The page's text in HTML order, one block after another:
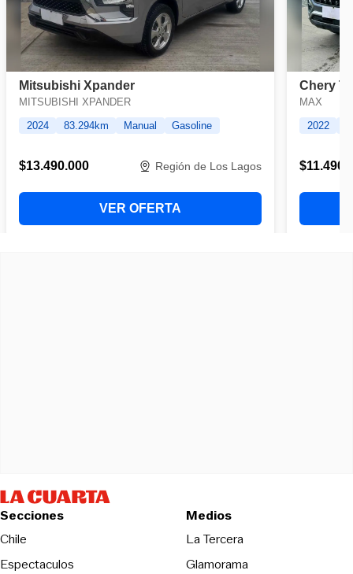
Secciones
Chile
Espectaculos
Medios
La TerceraOpens in new
Glamorama